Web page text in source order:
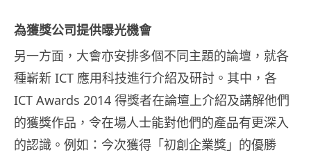
為獲獎公司提供曝光機會
另一方面，大會亦安排多個不同主題的論壇，就各
種嶄新 ICT 應用科技進行介紹及研討。其中，各
ICT Awards 2014 得獎者在論壇上介紹及講解他們
的獲獎作品，令在場人士能對他們的產品有更深入
的認識。例如：今次獲得「初創企業獎」的優勝